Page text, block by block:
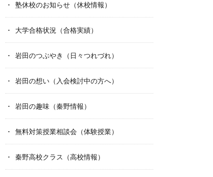
塾休校のお知らせ（休校情報）
大学合格状況（合格実績）
岩田のつぶやき（日々つれづれ）
岩田の想い（入会検討中の方へ）
岩田の趣味（秦野情報）
無料対策授業相談会（体験授業）
秦野高校クラス（高校情報）